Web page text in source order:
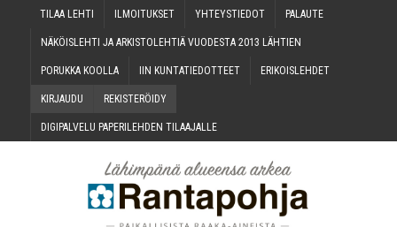
TILAA LEH­TI ILMOI­TUK­SET YHTEYS­TIE­DOT PALAU­TE
NÄKÖIS­LEH­TI JA ARKIS­TO­LEH­TIÄ VUO­DES­TA 2013 LÄHTIEN
PORUK­KA KOOLLA IIN KUN­TA­TIE­DOT­TEET ERI­KOIS­LEH­DET
KIR­JAU­DU REKIS­TE­RÖI­DY
DIGI­PAL­VE­LU PAPE­RI­LEH­DEN TILAAJALLE